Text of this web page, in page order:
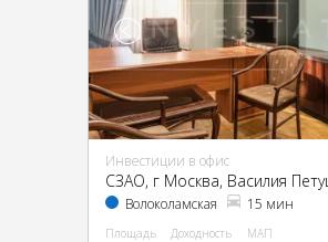
Инвестиции в офис
Волоколамская 15 мин
Площадь Доходность МАП